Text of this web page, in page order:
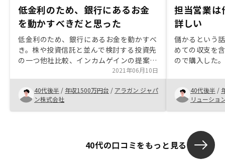
低金利のため、銀行にあるお金
を動かすべきだと思った
低金利のため、銀行にあるお金を動かすべ
き。株や投資信託と並んで検討する投資先
の一つ他社比較、インカムゲインの提案、
他の投資との比較、確定申告のサポート
2021年06月10日
40代後半 / 年収1500万円台 / アラガン ジャパ
ン株式会社
担当営業は
詳しい
儲かるという
めての収支を
ので購入した
ス・面倒くさ
担当営業は
ていて不動産
提案してくれ
になっても以
で欲しい
40代後半 /
リューショ
40代の口コミをもっと見る